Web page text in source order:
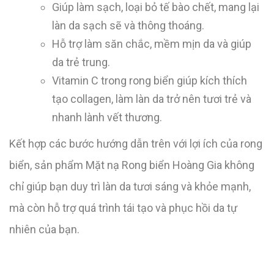
Giúp làm sạch, loại bỏ tế bào chết, mang lại
làn da sạch sẽ và thông thoáng.
Hỗ trợ làm săn chắc, mềm mịn da và giúp
da trẻ trung.
Vitamin C trong rong biển giúp kích thích
tạo collagen, làm làn da trở nên tươi trẻ và
nhanh lành vết thương.
Kết hợp các bước hướng dẫn trên với lợi ích của rong
biển, sản phẩm Mặt nạ Rong biển Hoàng Gia không
chỉ giúp bạn duy trì làn da tươi sáng và khỏe mạnh,
mà còn hỗ trợ quá trình tái tạo và phục hồi da tự
nhiên của bạn.